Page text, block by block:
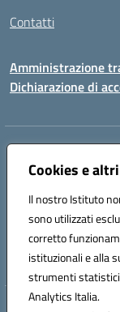
Cookies e
Il nostro Istituto
sono utilizzati
corretto
istituzionali e alla
strumenti statistici
Analytics Italia.
Contatti
Amministrazione
Dichiarazione di
Indirizzo:
Centralino:
Codice fiscale:
Codice meccanografico:
Codice Indice delle